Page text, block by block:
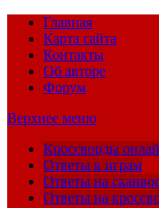
Главная
Карта сайта
Контакты
Об авторе
Форум
Верхнее меню
Кроссворды
Ответы к играм
Ответы на
Ответы на